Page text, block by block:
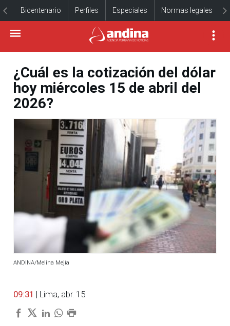
Bicentenario Perfiles Especiales Normas legales
¿Cuál es la cotización del dólar
hoy miércoles 15 de abril del
2026?
ANDINA/Melina Mejía
09:31 | Lima, abr. 15.